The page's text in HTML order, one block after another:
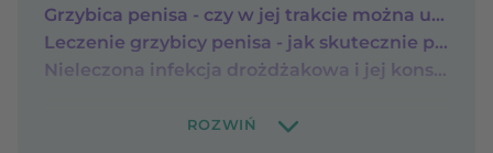
Grzybica penisa - czy w jej trakcie można uprawiać seks?
Leczenie grzybicy penisa - jak skutecznie pozbyć się infekcji i wrócić do aktywności seksualnej?
Nieleczona infekcja drożdżakowa i jej konsekwencje